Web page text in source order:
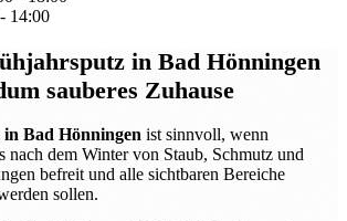
14:00
in Bad Hönningen
sauberes Zuhause
Bad Hönningen ist sinnvoll, wenn
nach dem Winter von Staub, Schmutz und
befreit und alle sichtbaren Bereiche
sollen.